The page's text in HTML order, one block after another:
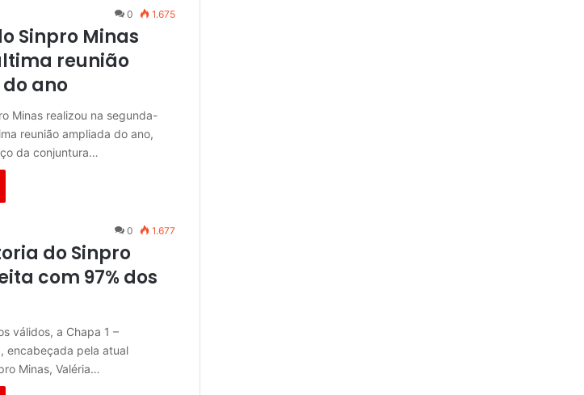
0 1.675
Sinpro Minas
reunião
ano
Minas realizou na segunda-
reunião ampliada do ano,
da conjuntura…
0 1.677
do Sinpro
com 97% dos
válidos, a Chapa 1 –
encabeçada pela atual
Minas, Valéria…